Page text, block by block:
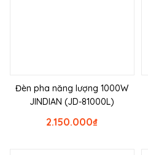
Đèn pha năng lượng 1000W
JINDIAN (JD-81000L)
₫
2.150.000